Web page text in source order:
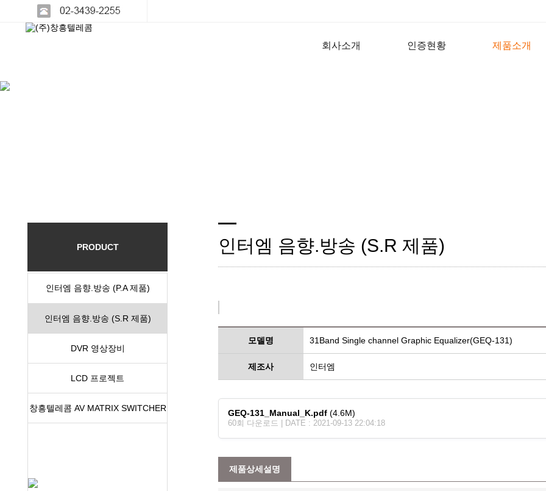
회사소개 인증현황 제품소개
PRODUCT
인터엠 음향.방송 (P.A 제품)
인터엠 음향.방송 (S.R 제품)
DVR 영상장비
LCD 프로젝트
창흥텔레콤 AV MATRIX SWITCHER
인터엠 음향.방송 (S.R 제품)
모델명 31Band Single channel Graphic Equalizer(GEQ-131)
제조사 인터엠
GEQ-131_Manual_K.pdf (4.6M)
60회 다운로드 | DATE : 2021-09-13 22:04:18
제품상세설명